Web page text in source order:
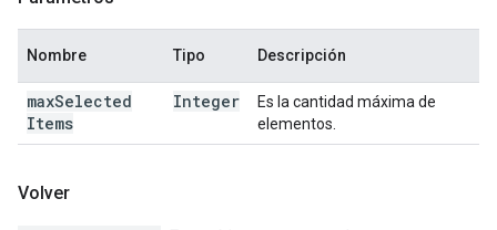
Nombre Tipo Descripción
maxSelected
Items
Integer
Es la cantidad máxima de
elementos.
Volver